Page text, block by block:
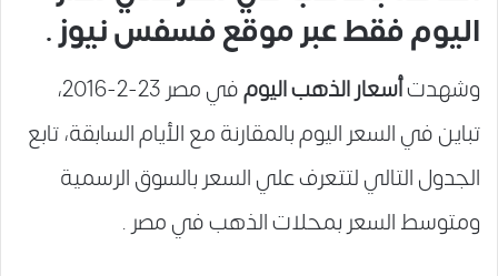
اليوم فقط عبر موقع فسفس نيوز .
وشهدتأسعار الذهب اليوم
في مصر 23-2-2016،
تباين في السعر اليوم بالمقارنة مع الأيام السابقة، تابع
الجدول التالي لتتعرف علي السعر بالسوق الرسمية
ومتوسط السعر بمحلات الذهب في مصر .